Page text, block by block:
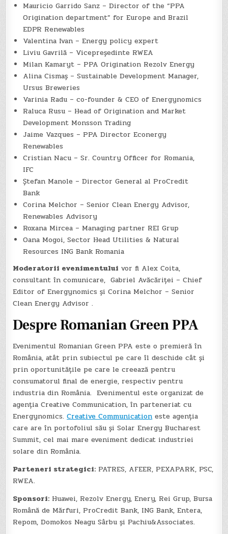
Mauricio Garrido Sanz – Director of the “PPA
Origination department” for Europe and Brazil
EDPR Renewables
Valentina Ivan – Energy policy expert
Liviu Gavrilă – Vicepreședinte RWEA
Milan Kamaryt – PPA Origination Rezolv Energy
Alina Cismaș – Sustainable Development Manager,
Ursus Breweries
Varinia Radu – co-founder & CEO of Energynomics
Raluca Rusu – Head of Origination and Market
Development Monsson Trading
Jaime Vazques – PPA Director Econergy
Renewables
Cristian Nacu – Sr. Country Officer for Romania,
IFC
Ștefan Manole – Director General al ProCredit
Bank
Corina Melchor – Senior Clean Energy Advisor,
Renewables Advisory
Roxana Mircea – Managing partner REI Grup
Oana Mogoi, Sector Head Utilities & Natural
Resources ING Bank Romania
Moderatorii evenimentului vor fi Alex Coita,
consultant în comunicare, Gabriel Avăcăriței – Chief
Editor of Energynomics și Corina Melchor – Senior
Clean Energy Advisor .
Despre Romanian Green PPA
Evenimentul Romanian Green PPA este o premieră în
România, atât prin subiectul pe care îl deschide cât și
prin oportunitățile pe care le creează pentru
consumatorul final de energie, respectiv pentru
industria din România. Evenimentul este organizat de
agenția Creative Communication, în parteneriat cu
Energynomics.Creative Communicationeste agenția
care are în portofoliul său și Solar Energy Bucharest
Summit, cel mai mare eveniment dedicat industriei
solare din România.
Parteneri strategici: PATRES, AFEER, PEXAPARK, PSC,
RWEA.
Sponsori: Huawei, Rezolv Energy, Enery, Rei Grup, Bursa
Română de Mărfuri, ProCredit Bank, ING Bank, Entera,
Repom, Domokos Neagu Sârbu și Pachiu&Associates.